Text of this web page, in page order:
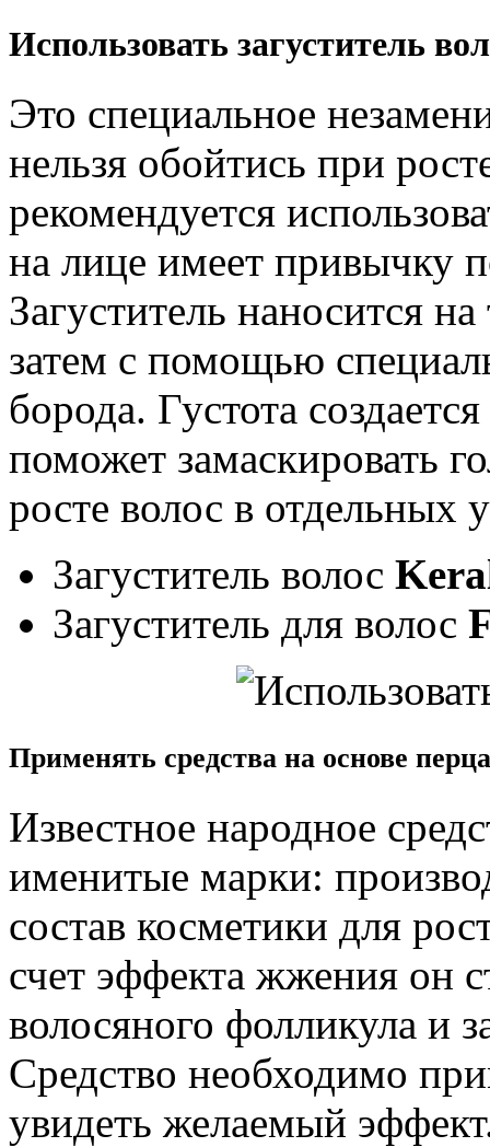
Использовать загуститель
Это специальное
нельзя обойтись при
рекомендуется
на лице имеет привычку
Загуститель наносится
затем с помощью
борода. Густота
поможет замаскировать
росте волос в отдельных
Загуститель волос
Загуститель для волос
Применять средства на основе перца
Известное народное
именитые марки:
состав косметики для
счет эффекта жжения он
волосяного фолликула и
Средство необходимо
увидеть желаемый